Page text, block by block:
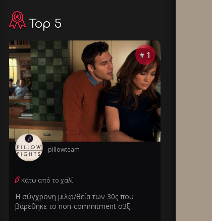
Top 5
# 1
pillowteam
Κάτω από το χαλί
Η σύγχρονη μιλφ/θεία των 30ς που
βαρέθηκε το non-commitment σ3ξ